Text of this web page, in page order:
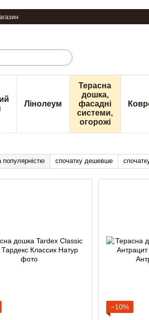
Лінолеум
Терасна
дошка,
фасадні
системи,
огорожі
популярністю спочатку дешевше
−10%